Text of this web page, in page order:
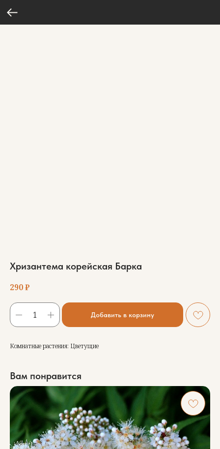
Хризантема корейская Барка
290₽
Добавить в корзину
Комнатные растения: Цветущие
Вам понравится